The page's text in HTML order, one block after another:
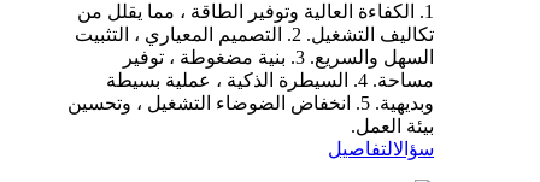
1. الكفاءة العالية وتوفير الطاقة ، مما يقلل من
تكاليف التشغيل. 2. التصميم المعياري ، التثبيت
السهل والسريع. 3. بنية مضغوطة ، توفير
مساحة. 4. السيطرة الذكية ، عملية بسيطة
وبديهية. 5. انخفاض الضوضاء التشغيل ، وتحسين
بيئة العمل.
سؤالالتفاصيل